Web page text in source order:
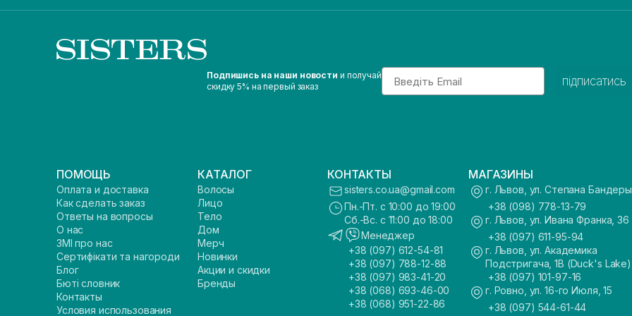
Подпишись на наши новости и получай
скидку 5% на первый заказ
Email
підписатись
ПОМОЩЬ
Оплата и доставка
Как сделать заказ
Ответы на вопросы
О нас
ЗМІ про нас
Сертифікати та нагороди
Блог
Бюті словник
Контакты
Условия использования
КАТАЛОГ
Волосы
Лицо
Тело
Дом
Мерч
Новинки
Акции и скидки
Бренды
КОНТАКТЫ
sisters.co.ua@gmail.com
Пн.-Пт. с 10:00 до 19:00
Сб.-Вс. с 11:00 до 18:00
Менеджер
+38 (097) 612-54-81
+38 (097) 788-12-88
+38 (097) 983-41-20
+38 (068) 693-46-00
+38 (068) 951-22-86
МАГАЗИНЫ
г. Львов, ул. Степана
+38 (098) 778-13-79
г. Львов, ул. Ивана Франка, 36
+38 (097) 611-95-94
г. Львов, ул. Академика
Подстригача, 1В (Duck's Lake)
+38 (097) 101-97-16
г. Ровно, ул. 16-го Июля, 15
+38 (097) 544-61-44